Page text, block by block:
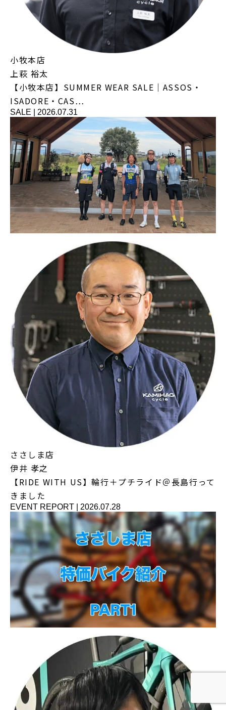
小牧本店
上萩 裕太
【小牧本店】SUMMER WEAR SALE｜ASSOS・
ISADORE・CAS…
SALE 2026.07.31
ささしま店
伊井 孝之
【RIDE WITH US】輪行＋プチライド＠長島行って
きました
EVENT REPORT 2026.07.28